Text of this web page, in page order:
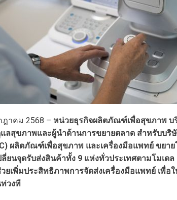
ฎาคม 2568 – หน่วยธุรกิจผลิตภัณฑ์เพื่อสุขภาพ บ
ลสุขภาพและผู้นำด้านการขยายตลาด สำหรับบ
ผลิตภัณฑ์เพื่อสุขภาพ และเครื่องมือแพทย์ ขยา
ลี่ยนจุดรับส่งสินค้าทั้ง 9 แห่งทั่วประเทศตามโมเด
ยเพิ่มประสิทธิภาพการจัดส่งเครื่องมือแพทย์ เพื่
วงที